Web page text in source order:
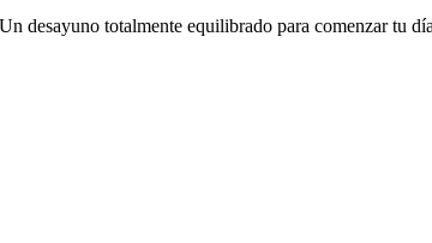
desayuno totalmente equilibrado para comenzar tu